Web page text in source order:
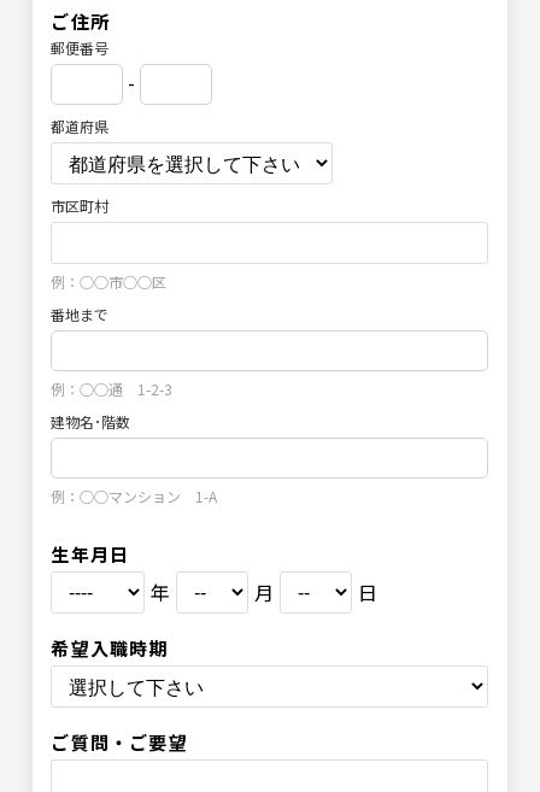
ご住所
郵便番号
-
都道府県
市区町村
例：○○市○○区
番地まで
例：○○通 1-2-3
建物名･階数
例：○○マンション 1-A
生年月日
年 月 日
希望入職時期
ご質問・ご要望